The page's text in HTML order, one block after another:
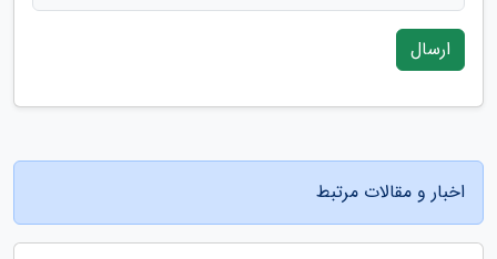
ارسال
اخبار و مقالات مرتبط